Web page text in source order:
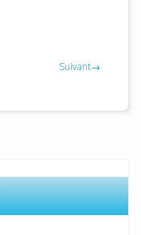
Suivant→